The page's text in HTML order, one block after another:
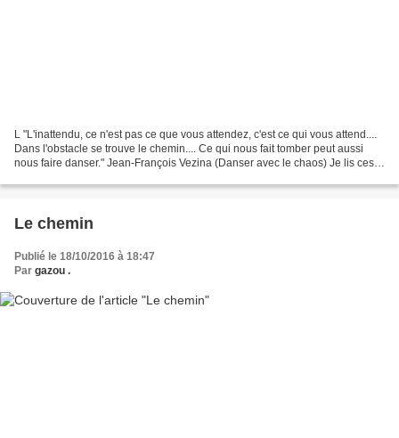
L "L'inattendu, ce n'est pas ce que vous attendez, c'est ce qui vous attend....
Dans l'obstacle se trouve le chemin.... Ce qui nous fait tomber peut aussi
nous faire danser." Jean-François Vezina (Danser avec le chaos) Je lis ces
Le chemin
Publié le 18/10/2016 à 18:47
Par gazou .